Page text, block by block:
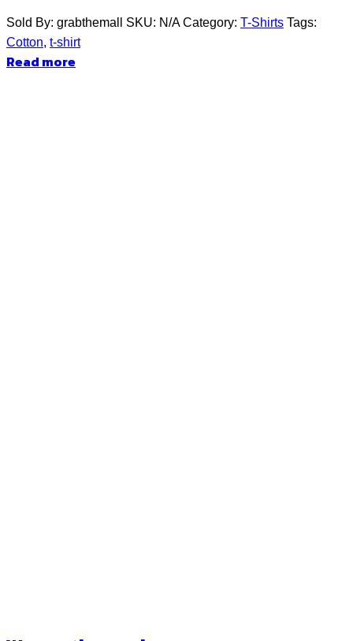
Sold By: grabthemall SKU: N/A Category: T-Shirts Tags:
Cotton, t-shirt
Read more